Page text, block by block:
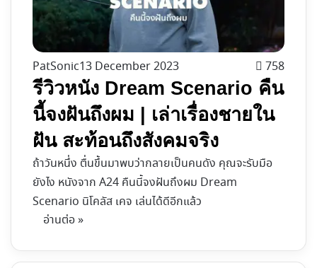
PatSonic13 December 2023 758
รีวิวหนัง Dream Scenario คืน
นี้จงฝันถึงผม | เล่าเรื่องชายใน
ฝัน สะท้อนถึงสังคมจริง
ถ้าวันหนึ่ง ตื่นขึ้นมาพบว่ากลายเป็นคนดัง คุณจะรับมือ
ยังไง หนังจาก A24 คืนนี้จงฝันถึงผม Dream
Scenario นิโคลัส เคจ เล่นได้ดีอีกแล้ว
อ่านต่อ »